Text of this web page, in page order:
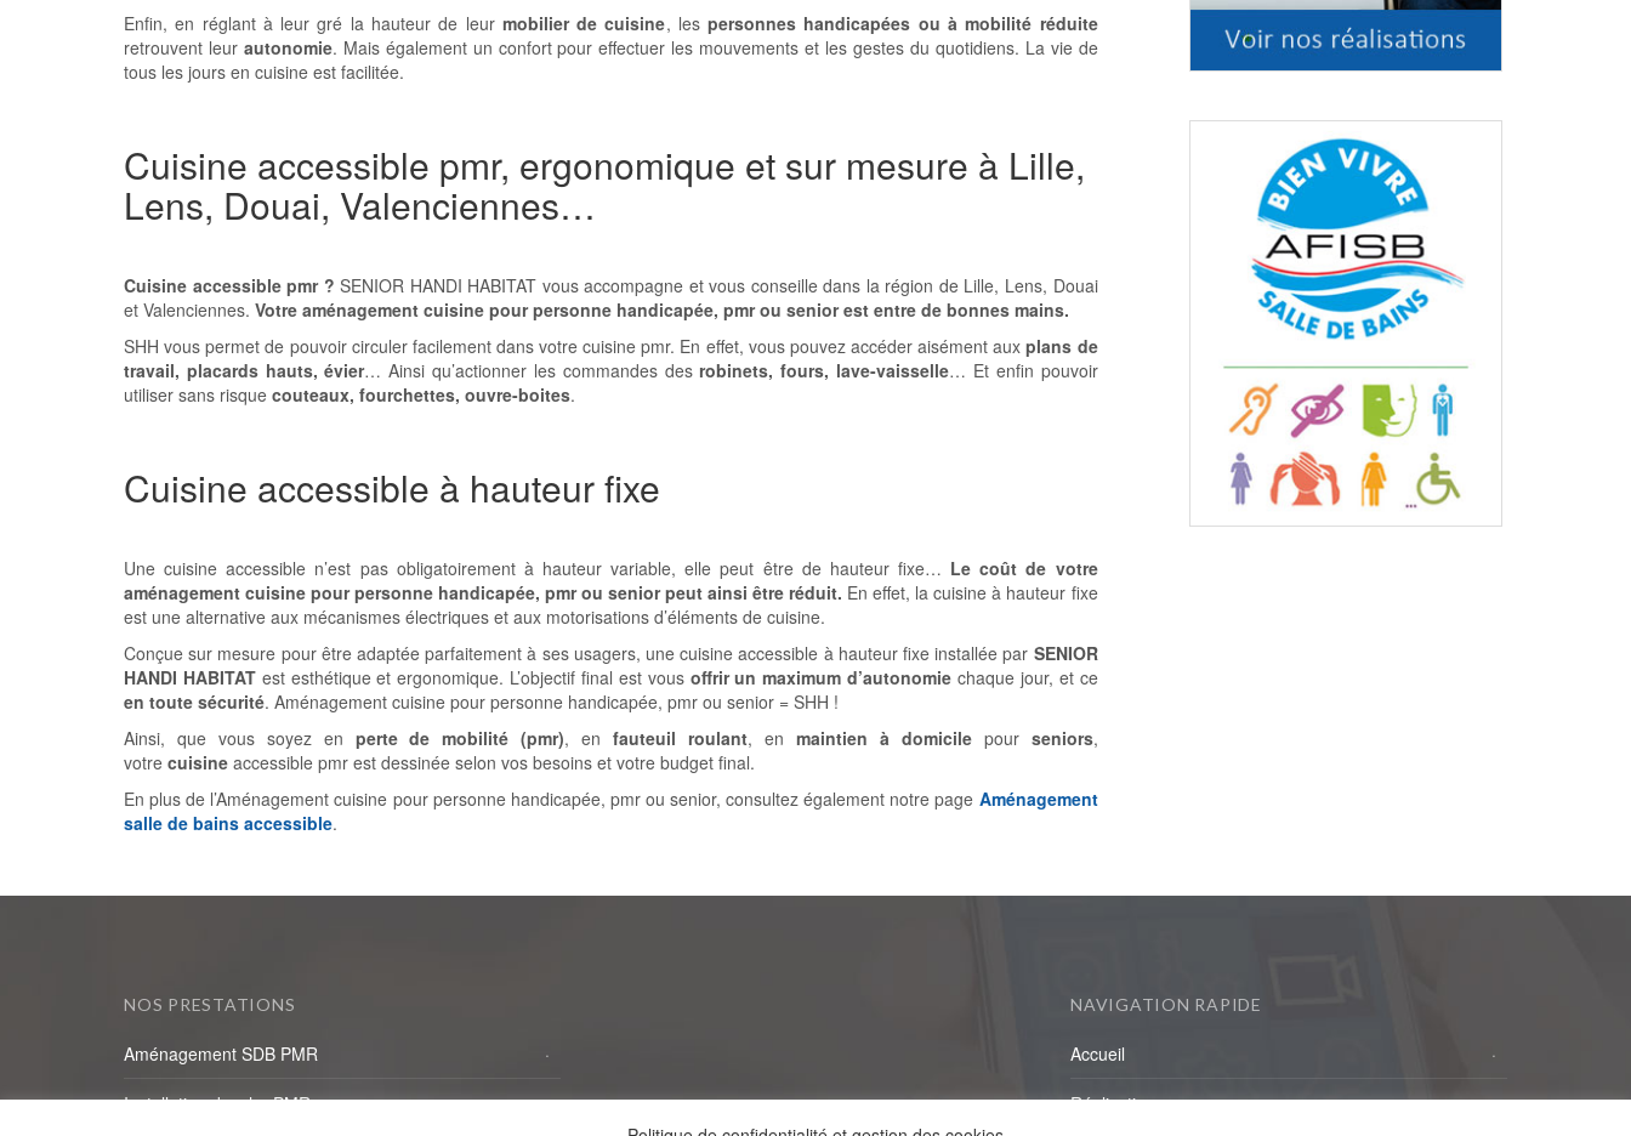
Enfin, en réglant à leur gré la hauteur de leur mobilier de cuisine, lespersonnes handicapées ou à mobilité réduite
retrouvent leur autonomie. Mais également un confort pour effectuer les mouvements et les gestes du quotidiens. La vie de
tous les jours en cuisine est facilitée.
Cuisine accessible pmr, ergonomique et sur mesure à Lille,
Lens, Douai, Valenciennes…
Cuisine accessible pmr ? SENIOR HANDI HABITAT vous accompagne et vous conseille dans la région de Lille, Lens, Douai
et Valenciennes. Votre aménagement cuisine pour personne handicapée, pmr ou senior est entre de bonnes mains.
SHH vous permet de pouvoir circuler facilement dans votre cuisine pmr. En effet, vous pouvez accéder aisément auxplans de
travail, placards hauts, évier… Ainsi qu’actionner les commandes des robinets, fours, lave-vaisselle… Et enfin pouvoir
utiliser sans risque couteaux, fourchettes, ouvre-boites.
Cuisine accessible à hauteur fixe
Une cuisine accessible n’est pas obligatoirement à hauteur variable, elle peut être de hauteur fixe… Le coût de votre
aménagement cuisine pour personne handicapée, pmr ou senior peut ainsi être réduit. En effet, la cuisine à hauteur fixe
est une alternative aux mécanismes électriques et aux motorisations d’éléments de cuisine.
Conçue sur mesure pour être adaptée parfaitement à ses usagers, une cuisine accessible à hauteur fixe installée par SENIOR
HANDI HABITATest esthétique et ergonomique. L’objectif final est vous offrir un maximum d’autonomie chaque jour, et ce
en toute sécurité. Aménagement cuisine pour personne handicapée, pmr ou senior = SHH !
Ainsi, que vous soyez en perte de mobilité (pmr), enfauteuil roulant, en maintien à domicilepour seniors,
votre cuisine accessible pmr est dessinée selon vos besoins et votre budget final.
En plus de l’Aménagement cuisine pour personne handicapée, pmr ou senior, consultez également notre page Aménagement
salle de bains accessible.
NOS PRESTATIONS
Aménagement SDB PMR
Installation douche PMR
NAVIGATION RAPIDE
Accueil
Réalisations